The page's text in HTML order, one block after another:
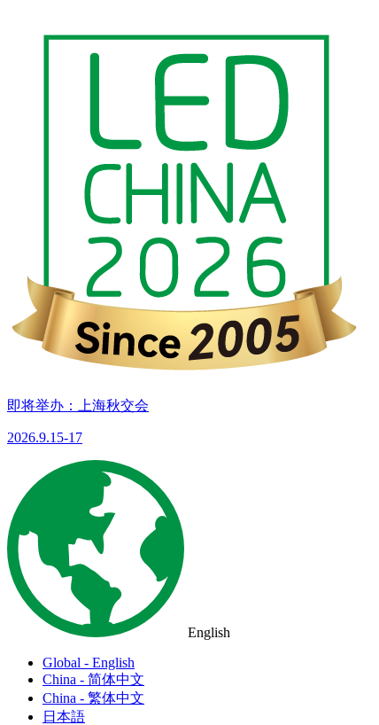
即将举办：上海秋交会
2026.9.15-17
English
Global - English
China - 简体中文
China - 繁体中文
日本語